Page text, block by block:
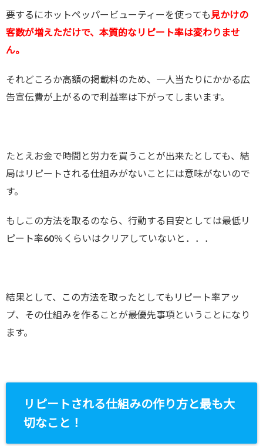
要するにホットペッパービューティーを使っても 見かけの
客数が増えただけで、本質的なリピート率は変わりませ
ん。
それどころか高額の掲載料のため、一人当たりにかかる広
告宣伝費が上がるので利益率は下がってしまいます。
たとえお金で時間と労力を買うことが出来たとしても、結
局はリピートされる仕組みがないことには意味がないので
す。
もしこの方法を取るのなら、行動する目安としては最低リ
ピート率60％くらいはクリアしていないと．．．
結果として、この方法を取ったとしてもリピート率アッ
プ、その仕組みを作ることが最優先事項ということになり
ます。
リピートされる仕組みの作り方と最も大
切なこと！